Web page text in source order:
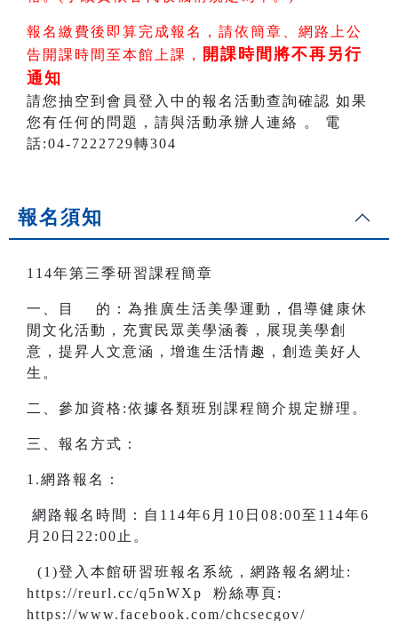
報名繳費後即算完成報名，請依簡章、網路上公
告開課時間至本館上課，
開課時間將不再另行
通知
請您抽空到會員登入中的報名活動查詢確認 如果
您有任何的問題，請與活動承辦人連絡 。 電
話:04-7222729轉304
報名須知
114年第三季研習課程簡章
一、目 的：為推廣生活美學運動，倡導健康休
閒文化活動，充實民眾美學涵養，展現美學創
意，提昇人文意涵，增進生活情趣，創造美好人
生。
二、參加資格:依據各類班別課程簡介規定辦理。
三、報名方式：
1.網路報名：
網路報名時間：自114年6月10日08:00至114年6
月20日22:00止。
(1)登入本館研習班報名系統，網路報名網址:
https://reurl.cc/q5nWXp 粉絲專頁:
https://www.facebook.com/chcsecgov/